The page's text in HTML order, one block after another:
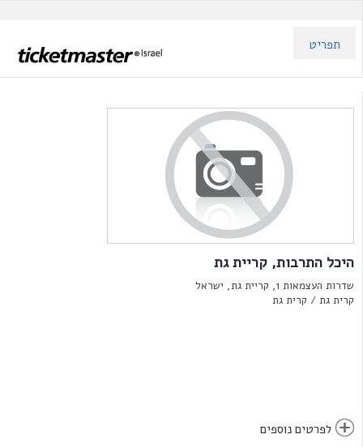
תפריט
היכל התרבות, קריית גת
שדרות העצמאות 1, קריית גת, ישראל
קרית גת / קרית גת
לפרטים נוספים